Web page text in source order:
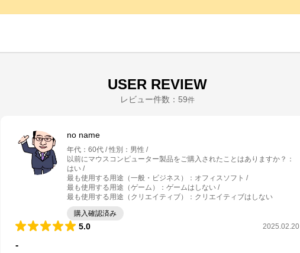
USER REVIEW
レビュー件数： 59件
no name
年代 ： 60代 性別 ： 男性
以前にマウスコンピューター製品をご購入されたことはありますか？ ：
はい
最も使用する用途（一般・ビジネス）
： オフィスソフト
最も使用する用途（ゲーム）
： ゲームはしない
最も使用する用途（クリエイティブ）
： クリエイティブはしない
購入確認済み
5.0 2025.02.20
-